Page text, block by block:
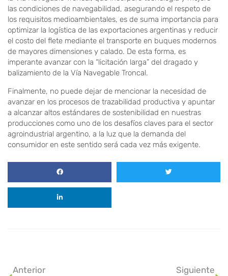
las condiciones de navegabilidad, asegurando el respeto de
los requisitos medioambientales, es de suma importancia para
optimizar la logística de las exportaciones argentinas y reducir
el costo del flete mediante el transporte en buques modernos
de mayores dimensiones y calado. De esta forma, es
imperante avanzar con la “licitación larga” del dragado y
balizamiento de la Vía Navegable Troncal.
Finalmente, no puede dejar de mencionar la necesidad de
avanzar en los procesos de trazabilidad productiva y apuntar
a alcanzar altos estándares de sostenibilidad en nuestras
producciones como uno de los desafíos claves para el sector
agroindustrial argentino, a la luz que la demanda del
consumidor en este sentido será cada vez más exigente.
Anterior Siguiente